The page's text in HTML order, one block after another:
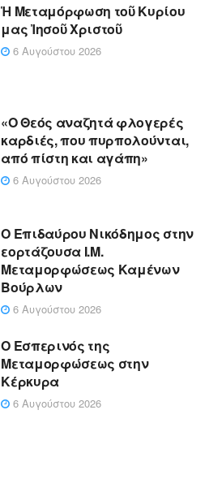
Ἡ Μεταμόρφωση τοῦ Κυρίου
μας Ἰησοῦ Χριστοῦ
6 Αυγούστου 2026
«Ο Θεός αναζητά φλογερές
καρδιές, που πυρπολούνται,
από πίστη και αγάπη»
6 Αυγούστου 2026
Ο Επιδαύρου Νικόδημος στην
εορτάζουσα Ι.Μ.
Μεταμορφώσεως Καμένων
Βούρλων
6 Αυγούστου 2026
Ο Εσπερινός της
Μεταμορφώσεως στην
Κέρκυρα
6 Αυγούστου 2026